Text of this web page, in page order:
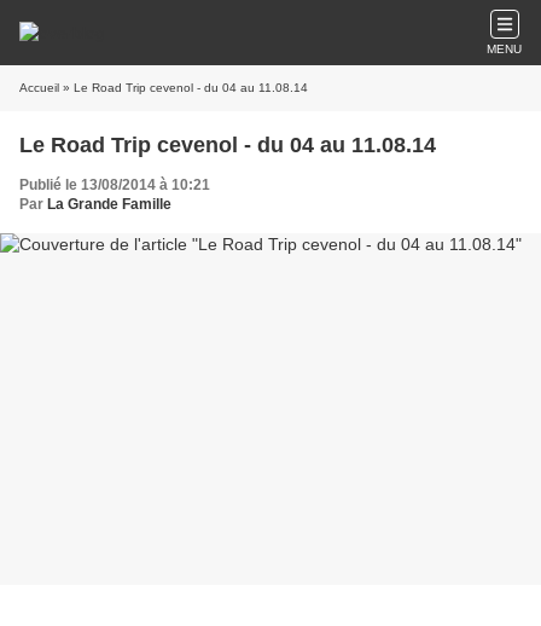
MENU
Accueil » Le Road Trip cevenol - du 04 au 11.08.14
Le Road Trip cevenol - du 04 au 11.08.14
Publié le 13/08/2014 à 10:21
Par La Grande Famille